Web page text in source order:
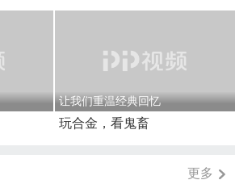
让我们重温经典回忆
玩合金，看鬼畜
更多